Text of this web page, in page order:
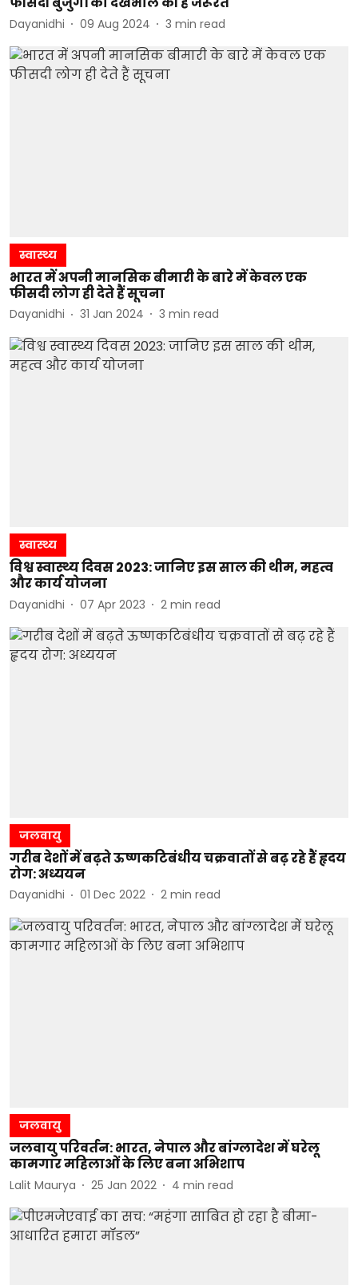
Dayanidhi 09 Aug 2024 3 min read
स्वास्थ्य
भारत में अपनी मानसिक बीमारी के बारे में केवल एक
फीसदी लोग ही देते हैं सूचना
Dayanidhi 31 Jan 2024 3 min read
स्वास्थ्य
विश्व स्वास्थ्य दिवस 2023: जानिए इस साल की थीम, महत्व
और कार्य योजना
Dayanidhi 07 Apr 2023 2 min read
जलवायु
गरीब देशों में बढ़ते ऊष्णकटिबंधीय चक्रवातों से बढ़ रहे हैं हृदय
रोग: अध्ययन
Dayanidhi 01 Dec 2022 2 min read
जलवायु
जलवायु परिवर्तन: भारत, नेपाल और बांग्लादेश में घरेलू
कामगार महिलाओं के लिए बना अभिशाप
Lalit Maurya 25 Jan 2022 4 min read